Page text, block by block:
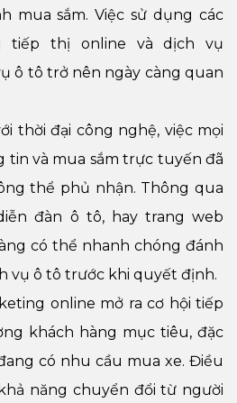
mua sắm. Việc sử dụng các
tiếp thị online và dịch vụ
ô tô trở nên ngày càng quan
thời đại công nghệ, việc mọi
tin và mua sắm trực tuyến đã
thể phủ nhận. Thông qua
đàn ô tô, hay trang web
có thể nhanh chóng đánh
vụ ô tô trước khi quyết định.
online mở ra cơ hội tiếp
khách hàng mục tiêu, đặc
có nhu cầu mua xe. Điều
năng chuyển đổi từ người